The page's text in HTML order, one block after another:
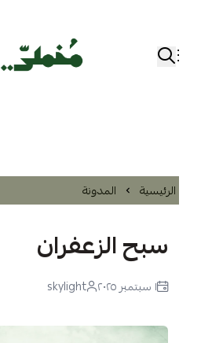
الرئيسية المدونة
سبح الزعفران
skylight